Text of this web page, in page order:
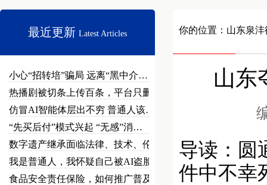
最近更新 Latest Articles
小心“招转培”骗局 远离“黑中介…
热播剧被切条上传百条，平台只删不…
仿冒AI智能体层出不穷 普通人该…
“先买后付”模式兴起 “无感”消…
数字遗产继承面临法律、技术、伦理…
我是普通人，我怀疑自己被AI盗脸…
食品安全责任保险，如何推广普及？
你的位置： 山东泉
山东
导读：圆
件中不幸